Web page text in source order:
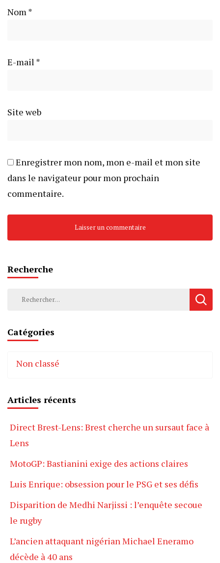
Nom *
E-mail *
Site web
Enregistrer mon nom, mon e-mail et mon site
dans le navigateur pour mon prochain
commentaire.
Recherche
Rechercher :
Catégories
Non classé
Articles récents
Direct Brest-Lens: Brest cherche un sursaut face à
Lens
MotoGP: Bastianini exige des actions claires
Luis Enrique: obsession pour le PSG et ses défis
Disparition de Medhi Narjissi : l’enquête secoue
le rugby
L’ancien attaquant nigérian Michael Eneramo
décède à 40 ans